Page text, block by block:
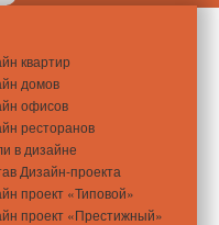
квартир
домов
офисов
ресторанов
в дизайне
Дизайн-проекта
проект «Типовой»
проект «Престижный»
Михаила